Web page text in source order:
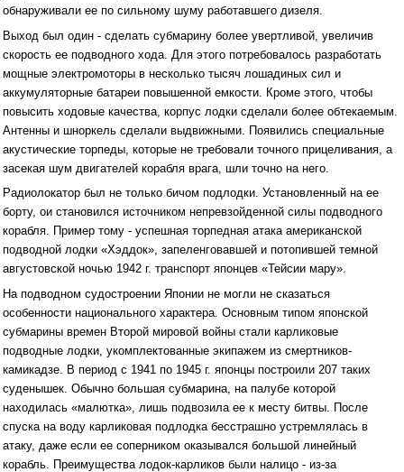
обнаруживали ее по сильному шуму работавшего дизеля.
Выход был один - сделать субмарину более увертливой, увеличив
скорость ее подводного хода. Для этого потребовалось разработать
мощные электромоторы в несколько тысяч лошадиных сил и
аккумуляторные батареи повышенной емкости. Кроме этого, чтобы
повысить ходовые качества, корпус лодки сделали более обтекаемым.
Антенны и шноркель сделали выдвижными. Появились специальные
акустические торпеды, которые не требовали точного прицеливания, а
засекая шум двигателей корабля врага, шли точно на него.
Радиолокатор был не только бичом подлодки. Установленный на ее
борту, ои становился источником непревзойденной силы подводного
корабля. Пример тому - успешная торпедная атака американской
подводной лодки «Хэддок», запеленговавшей и потопившей темной
августовской ночью 1942 г. транспорт японцев «Тейсии мару».
На подводном судостроении Японии не могли не сказаться
особенности национального характера. Основным типом японской
субмарины времен Второй мировой войны стали карликовые
подводные лодки, укомплектованные экипажем из смертников-
камикадзе. В период с 1941 по 1945 г. японцы построили 207 таких
суденышек. Обычно большая субмарина, на палубе которой
находилась «малютка», лишь подвозила ее к месту битвы. После
спуска на воду карликовая подлодка бесстрашно устремлялась в
атаку, даже если ее соперником оказывался большой линейный
корабль. Преимущества лодок-карликов были налицо - из-за